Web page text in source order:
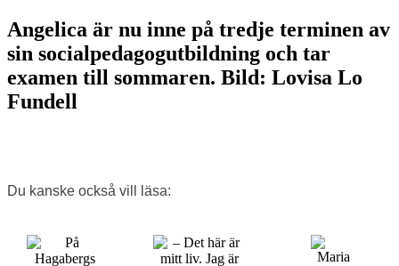
Angelica är nu inne på tredje terminen av
sin socialpedagogutbildning och tar
examen till sommaren. Bild: Lovisa Lo
Fundell
Du kanske också vill läsa: